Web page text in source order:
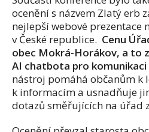
ocenění s názvem Zlatýerb
nejlepšíwebové prezentace
vČeské republice. Cenu
obec Mokrá-Horákov, a to
AI chatbota pro komunikaci
nástroj pomáhá občanům
k informacím a usnadňuje
dotazů směřujících na úřad